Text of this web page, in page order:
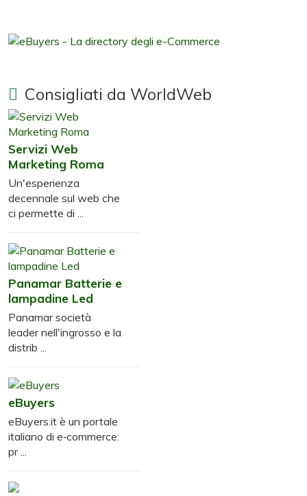
Consigliati da WorldWeb
Servizi Web
Marketing Roma
Un'esperienza
decennale sul web che
ci permette di ...
Panamar Batterie e
lampadine Led
Panamar società
leader nell'ingrosso e la
distrib ...
eBuyers
eBuyers.it è un portale
italiano di e‑commerce:
pr ...